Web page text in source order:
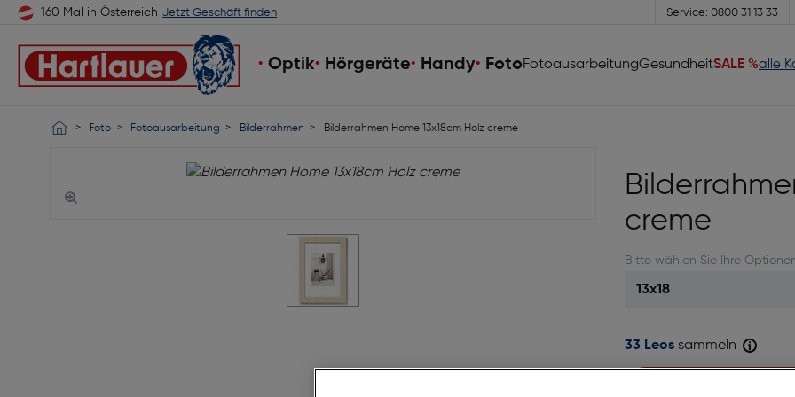
160 Mal in Österreich Jetzt Geschäft finden Service: 0800 31 13 33
Optik Hörgeräte Handy FotoFotoausarbeitungGesundheitSALE %alle
Foto Fotoausarbeitung Bilderrahmen Bilderrahmen Home 13x18cm Holz creme
creme
Bitte wählen Sie Ihre
33 Leos sammeln